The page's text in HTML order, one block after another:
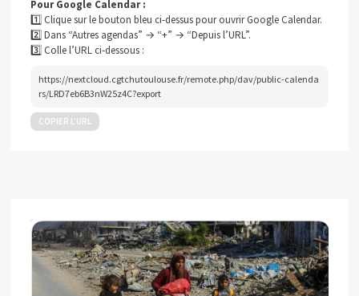
Pour Google Calendar :
1️⃣ Clique sur le bouton bleu ci-dessus pour ouvrir Google Calendar.
2️⃣ Dans “Autres agendas” → “+” → “Depuis l’URL”.
3️⃣ Colle l’URL ci-dessous :
https://nextcloud.cgtchutoulouse.fr/remote.php/dav/public-calenda
rs/LRD7eb6B3nW25z4C?export
COPIER L’URL